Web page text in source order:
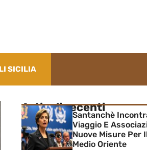
SICILIA
Articoli recenti
Santanchè
Viaggio E
Nuove Misure Per
Medio Oriente